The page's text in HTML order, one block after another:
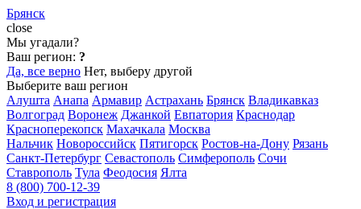
Брянск
close
Мы угадали?
Ваш регион: ?
Да, все верно Нет, выберу другой
Выберите ваш регион
Алушта Анапа Армавир Астрахань Брянск Владикавказ
Волгоград Воронеж Джанкой Евпатория Краснодар
Красноперекопск Махачкала Москва
Нальчик Новороссийск Пятигорск Ростов-на-Дону Рязань
Санкт-Петербург Севастополь Симферополь Сочи
Ставрополь Тула Феодосия Ялта
8 (800) 700-12-39
Вход и регистрация